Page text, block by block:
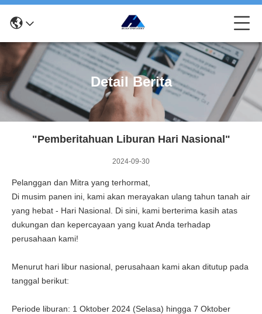
Detail Berita
"Pemberitahuan Liburan Hari Nasional"
2024-09-30
Pelanggan dan Mitra yang terhormat,
Di musim panen ini, kami akan merayakan ulang tahun tanah air
yang hebat - Hari Nasional. Di sini, kami berterima kasih atas
dukungan dan kepercayaan yang kuat Anda terhadap
perusahaan kami!
Menurut hari libur nasional, perusahaan kami akan ditutup pada
tanggal berikut:
Periode liburan: 1 Oktober 2024 (Selasa) hingga 7 Oktober